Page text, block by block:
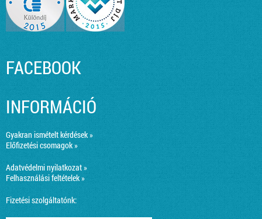
FACEBOOK
INFORMÁCIÓ
Gyakran ismételt kérdések »
Előfizetési csomagok »
Adatvédelmi nyilatkozat »
Felhasználási feltételek »
Fizetési szolgáltatónk: